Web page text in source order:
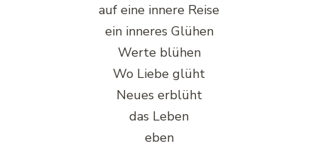
auf eine innere Reise
ein inneres Glühen
Werte blühen
Wo Liebe glüht
Neues erblüht
das Leben
eben